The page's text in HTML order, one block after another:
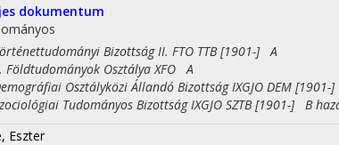
dokumentum
Bizottság II. FTO TTB [1901-] A
Osztálya XFO A
Osztályközi Állandó Bizottság IXGJO DEM
Tudományos Bizottság IXGJO SZTB [1901-] B
Eszter